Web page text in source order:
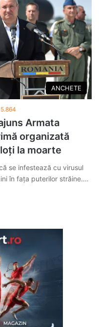
ANCHETE
5.864
Armata
organizată
la moarte
se infestează cu virusul
în fața puterilor străine.…